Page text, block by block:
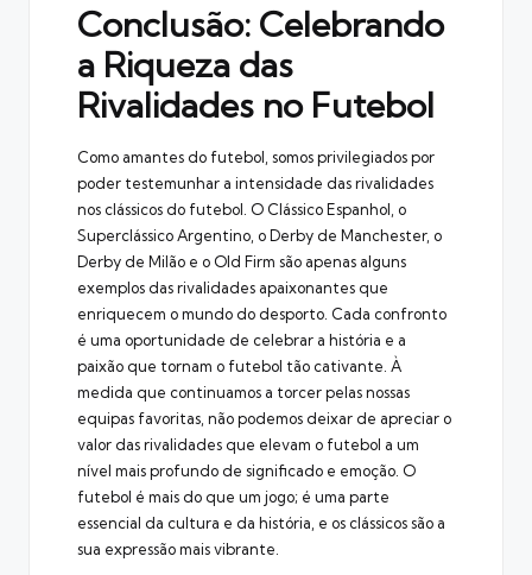
Conclusão: Celebrando
a Riqueza das
Rivalidades no Futebol
Como amantes do futebol, somos privilegiados por
poder testemunhar a intensidade das rivalidades
nos clássicos do futebol. O Clássico Espanhol, o
Superclássico Argentino, o Derby de Manchester, o
Derby de Milão e o Old Firm são apenas alguns
exemplos das rivalidades apaixonantes que
enriquecem o mundo do desporto. Cada confronto
é uma oportunidade de celebrar a história e a
paixão que tornam o futebol tão cativante. À
medida que continuamos a torcer pelas nossas
equipas favoritas, não podemos deixar de apreciar o
valor das rivalidades que elevam o futebol a um
nível mais profundo de significado e emoção. O
futebol é mais do que um jogo; é uma parte
essencial da cultura e da história, e os clássicos são a
sua expressão mais vibrante.